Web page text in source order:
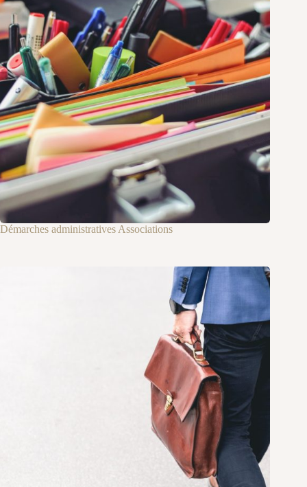
Démarches administratives Associations